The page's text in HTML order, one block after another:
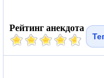
Рейтинг анекдота